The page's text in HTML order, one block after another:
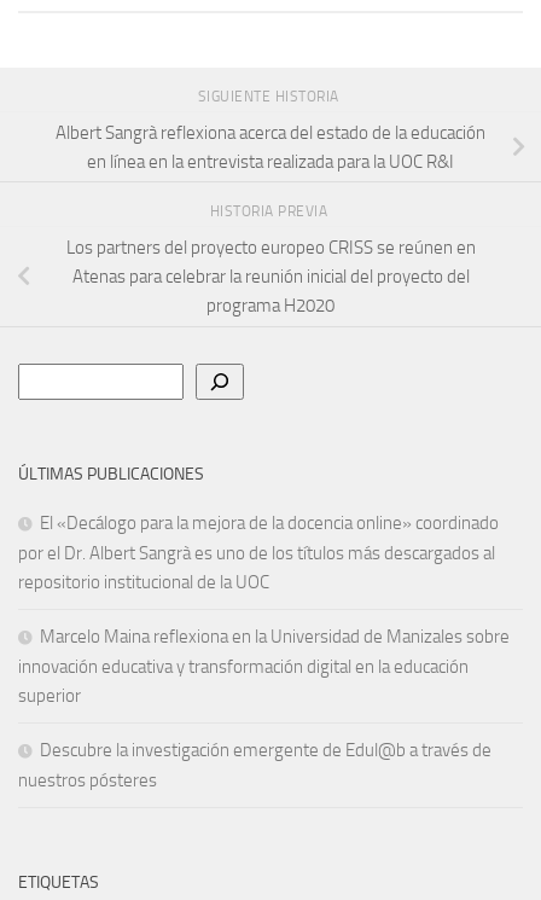
SIGUIENTE HISTORIA
Albert Sangrà reflexiona acerca del estado de la educación
en línea en la entrevista realizada para la UOC R&I
HISTORIA PREVIA
Los partners del proyecto europeo CRISS se reúnen en
Atenas para celebrar la reunión inicial del proyecto del
programa H2020
ÚLTIMAS PUBLICACIONES
El «Decálogo para la mejora de la docencia online» coordinado
por el Dr. Albert Sangrà es uno de los títulos más descargados al
repositorio institucional de la UOC
Marcelo Maina reflexiona en la Universidad de Manizales sobre
innovación educativa y transformación digital en la educación
superior
Descubre la investigación emergente de Edul@b a través de
nuestros pósteres
ETIQUETAS